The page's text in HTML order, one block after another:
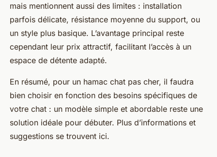
mais mentionnent aussi des limites : installation
parfois délicate, résistance moyenne du support, ou
un style plus basique. L’avantage principal reste
cependant leur prix attractif, facilitant l’accès à un
espace de détente adapté.
En résumé, pour un hamac chat pas cher, il faudra
bien choisir en fonction des besoins spécifiques de
votre chat : un modèle simple et abordable reste une
solution idéale pour débuter. Plus d’informations et
suggestions se trouvent ici.